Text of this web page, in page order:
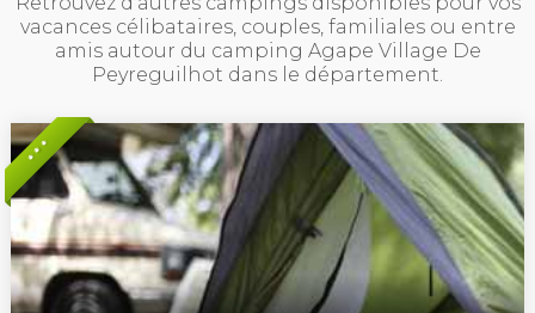
vacances célibataires, couples, familiales ou entre
amis autour du camping Agape Village De
Peyreguilhot dans le département.
* * *